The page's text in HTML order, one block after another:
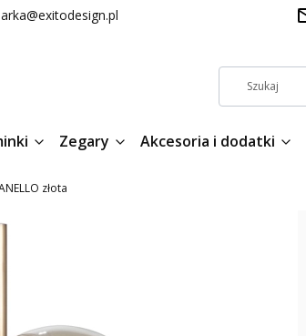
Zegary Akcesoria i dodatki
złota